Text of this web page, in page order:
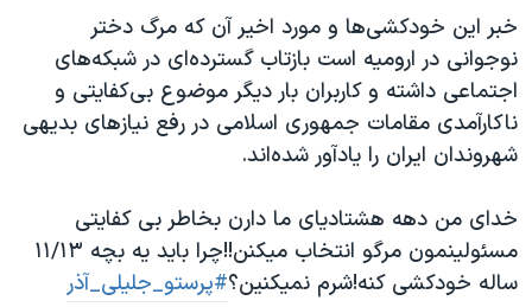
خبر این خودکشی‌ها و مورد اخیر آن که مرگ دختر
نوجوانی در ارومیه است بازتاب گسترده‌ای در شبکه‌های
اجتماعی داشته و کاربران بار دیگر موضوع بی‌کفایتی و
ناکارآمدی مقامات جمهوری اسلامی در رفع نیازهای بدیهی
شهروندان ایران را یادآور شده‌اند.
خدای من دهه هشتادیای ما دارن بخاطر بی کفایتی
مسئولینمون مرگو انتخاب میکنن!!چرا باید یه بچه ۱۱/۱۳
ساله خودکشی کنه!شرم نمیکنین؟#پرستو_جلیلی_آذر